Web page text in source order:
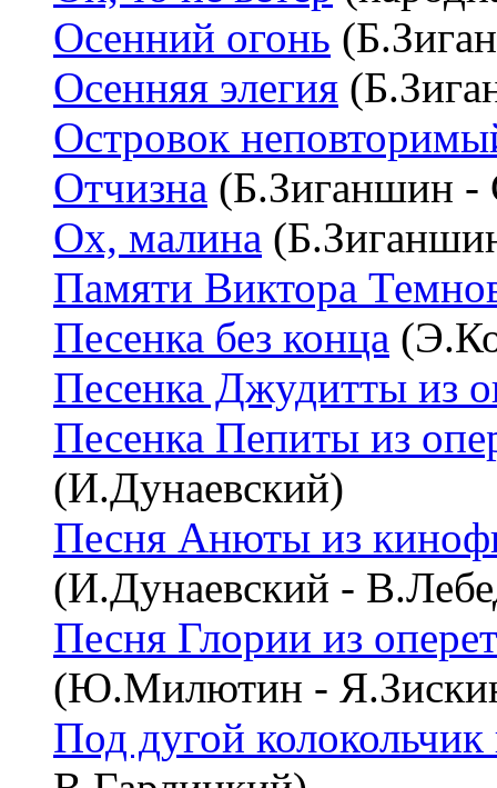
Осенний огонь
Осенняя элегия
Островок
Отчизна (Б.Зиганшин -
Ох, малина
Памяти Виктора
Песенка без конца
Песенка Джудитты из
Песенка Пепиты из
(И.Дунаевский)
Песня Анюты из
(И.Дунаевский -
Песня Глории из
(Ю.Милютин -
Под дугой колокольчик